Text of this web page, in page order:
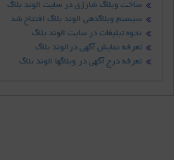
ساخت وبلاگ شارژی در سایت الوند بلاگ
سیسنم وبلاگدهی الوند بلاگ افتتاح شد
نحوه تبلیغات در سایت الوند بلاگ
تعرفه نمایش آگهی درالوند بلاگ
تعرفه درج آگهی در وبلاگها الوند بلاگ